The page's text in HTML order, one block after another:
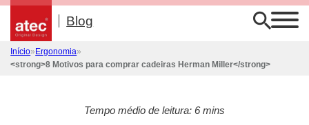
Início» Ergonomia»
<strong>8 Motivos para comprar cadeiras Herman Miller</strong>
Tempo médio de leitura: 6 mins